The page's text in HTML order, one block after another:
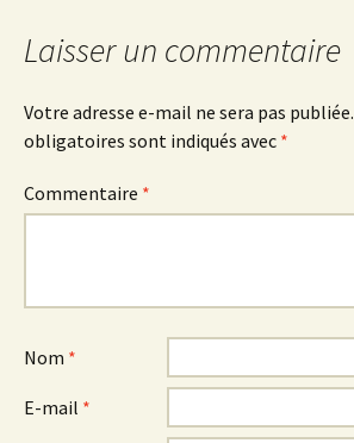
Laisser un commentaire
Votre adresse e-mail ne sera pas publiée.
obligatoires sont indiqués avec *
Commentaire *
Nom *
E-mail *